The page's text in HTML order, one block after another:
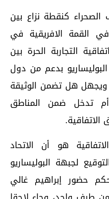
كنقطة نزاع بين
القمة الافريقية في
التجاربة الحرة بين
بدعم من دول
ويجهل هل تضمن الوثيقة
أم تدخل ضمن المناطق
هو أن الاتحاد
لجبهة البوليساريو
حضور إبراهيم غالي